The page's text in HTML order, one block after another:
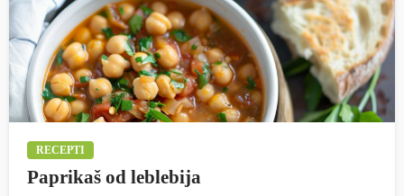
RECEPTI
Paprikaš od leblebija